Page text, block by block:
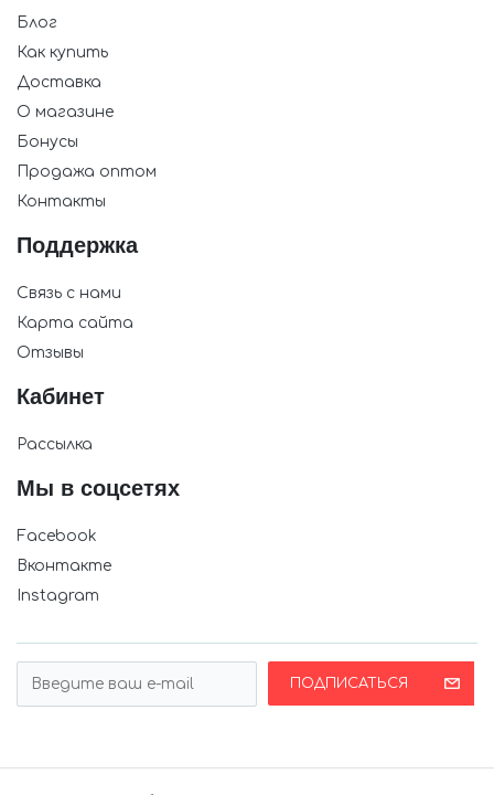
Блог
Как купить
Доставка
О магазине
Бонусы
Продажа оптом
Контакты
Поддержка
Связь с нами
Карта сайта
Отзывы
Кабинет
Рассылка
Мы в соцсетях
Facebook
Вконтакте
Instagram
ПОДПИСАТЬСЯ